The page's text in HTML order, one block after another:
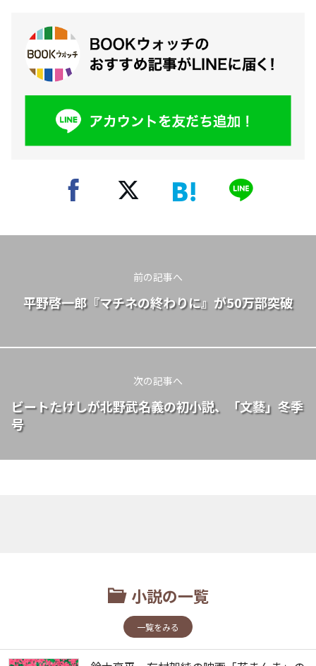
前の記事へ
平野啓一郎『マチネの終わりに』が50万部突破
次の記事へ
ビートたけしが北野武名義の初小説、「文藝」冬季
号
小説の一覧
一覧をみる